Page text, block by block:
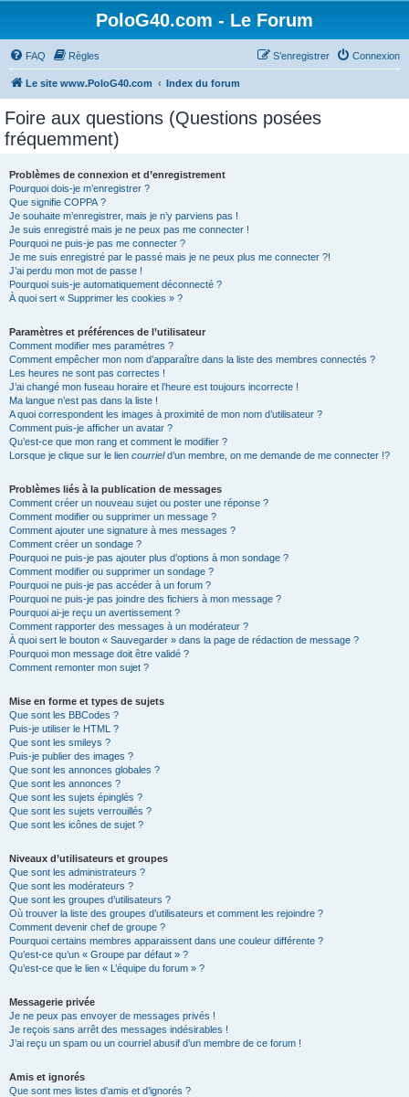
PoloG40.com - Le Forum
FAQ Règles Connexion
S’enregistrer
Le site www.PoloG40.com Index du forum
Foire aux questions (Questions posées
fréquemment)
Problèmes de connexion et d’enregistrement
Pourquoi dois-je m’enregistrer ?
Que signifie COPPA ?
Je souhaite m’enregistrer, mais je n’y parviens pas !
Je suis enregistré mais je ne peux pas me connecter !
Pourquoi ne puis-je pas me connecter ?
Je me suis enregistré par le passé mais je ne peux plus me connecter ?!
J’ai perdu mon mot de passe !
Pourquoi suis-je automatiquement déconnecté ?
À quoi sert « Supprimer les cookies » ?
Paramètres et préférences de l’utilisateur
Comment modifier mes paramètres ?
Comment empêcher mon nom d’apparaître dans la liste des membres connectés ?
Les heures ne sont pas correctes !
J’ai changé mon fuseau horaire et l’heure est toujours incorrecte !
Ma langue n’est pas dans la liste !
A quoi correspondent les images à proximité de mon nom d’utilisateur ?
Comment puis-je afficher un avatar ?
Qu’est-ce que mon rang et comment le modifier ?
Lorsque je clique sur le lien courrield’un membre, on me demande de me connecter !?
Problèmes liés à la publication de messages
Comment créer un nouveau sujet ou poster une réponse ?
Comment modifier ou supprimer un message ?
Comment ajouter une signature à mes messages ?
Comment créer un sondage ?
Pourquoi ne puis-je pas ajouter plus d’options à mon sondage ?
Comment modifier ou supprimer un sondage ?
Pourquoi ne puis-je pas accéder à un forum ?
Pourquoi ne puis-je pas joindre des fichiers à mon message ?
Pourquoi ai-je reçu un avertissement ?
Comment rapporter des messages à un modérateur ?
À quoi sert le bouton « Sauvegarder » dans la page de rédaction de message ?
Pourquoi mon message doit être validé ?
Comment remonter mon sujet ?
Mise en forme et types de sujets
Que sont les BBCodes ?
Puis-je utiliser le HTML ?
Que sont les smileys ?
Puis-je publier des images ?
Que sont les annonces globales ?
Que sont les annonces ?
Que sont les sujets épinglés ?
Que sont les sujets verrouillés ?
Que sont les icônes de sujet ?
Niveaux d’utilisateurs et groupes
Que sont les administrateurs ?
Que sont les modérateurs ?
Que sont les groupes d’utilisateurs ?
Où trouver la liste des groupes d’utilisateurs et comment les rejoindre ?
Comment devenir chef de groupe ?
Pourquoi certains membres apparaissent dans une couleur différente ?
Qu’est-ce qu’un « Groupe par défaut » ?
Qu’est-ce que le lien « L’équipe du forum » ?
Messagerie privée
Je ne peux pas envoyer de messages privés !
Je reçois sans arrêt des messages indésirables !
J’ai reçu un spam ou un courriel abusif d’un membre de ce forum !
Amis et ignorés
Que sont mes listes d’amis et d’ignorés ?